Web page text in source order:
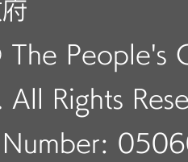
People's
Rights
Number: